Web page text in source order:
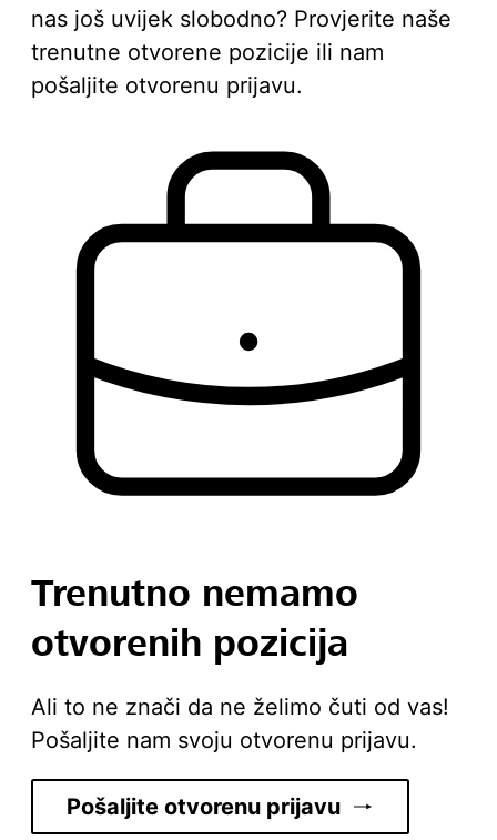
nas još uvijek slobodno? Provjerite naše
trenutne otvorene pozicije ili nam
pošaljite otvorenu prijavu.
Trenutno nemamo
otvorenih pozicija
Ali to ne znači da ne želimo čuti od vas!
Pošaljite nam svoju otvorenu prijavu.
Pošaljite otvorenu prijavu